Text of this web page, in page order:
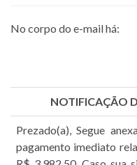
No corpo do e-mail há:
NOTIFICAÇÃO
Prezado(a), Segue
pagamento imediato